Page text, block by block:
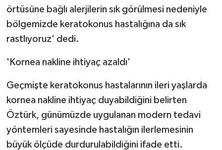
örtüsüne bağlı alerjilerin sık görülmesi nedeniyle
bölgemizde keratokonus hastalığına da sık
rastlıyoruz' dedi.
'Kornea nakline ihtiyaç azaldı'
Geçmişte keratokonus hastalarının ileri yaşlarda
kornea nakline ihtiyaç duyabildiğini belirten
Öztürk, günümüzde uygulanan modern tedavi
yöntemleri sayesinde hastalığın ilerlemesinin
büyük ölçüde durdurulabildiğini ifade etti.